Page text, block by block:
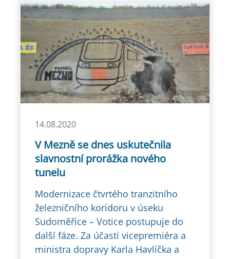
14.08.2020
V Mezně se dnes uskutečnila
slavnostní prorážka nového
tunelu
Modernizace čtvrtého tranzitního
železničního koridoru v úseku
Sudoměřice – Votice postupuje do
další fáze. Za účasti vicepremiéra a
ministra dopravy Karla Havlíčka a